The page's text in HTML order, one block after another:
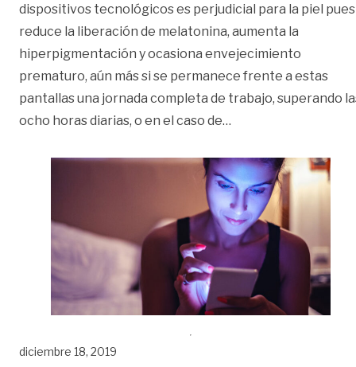
dispositivos tecnológicos es perjudicial para la piel pues
reduce la liberación de melatonina, aumenta la
hiperpigmentación y ocasiona envejecimiento
prematuro, aún más si se permanece frente a estas
pantallas una jornada completa de trabajo, superando
ocho horas diarias, o en el caso de…
diciembre 18, 2019